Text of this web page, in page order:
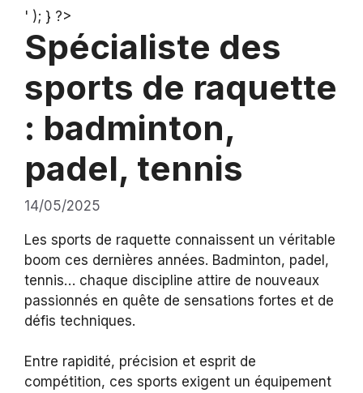
' ); } ?>
Spécialiste des
sports de raquette
: badminton,
padel, tennis
14/05/2025
Les sports de raquette connaissent un véritable
boom ces dernières années. Badminton, padel,
tennis… chaque discipline attire de nouveaux
passionnés en quête de sensations fortes et de
défis techniques.
Entre rapidité, précision et esprit de
compétition, ces sports exigent un équipement